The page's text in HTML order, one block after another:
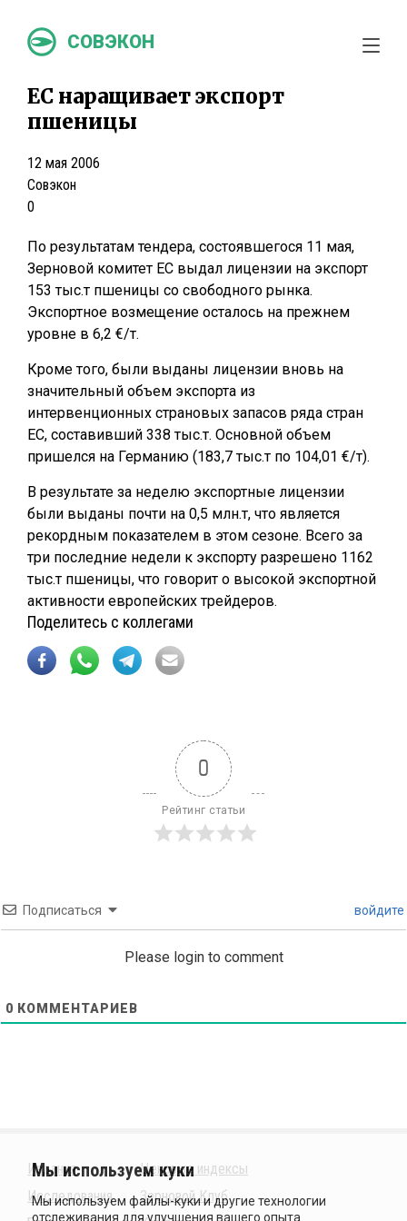
СОВЭКОН
ЕС наращивает экспорт
пшеницы
12 мая 2006
Совэкон
0
По результатам тендера, состоявшегося 11 мая,
Зерновой комитет ЕС выдал лицензии на экспорт
153 тыс.т пшеницы со свободного рынка.
Экспортное возмещение осталось на прежнем
уровне в 6,2 €/т.
Кроме того, были выданы лицензии вновь на
значительный объем экспорта из
интервенционных страновых запасов ряда стран
ЕС, составивший 338 тыс.т. Основной объем
пришелся на Германию (183,7 тыс.т по 104,01 €/т).
В результате за неделю экспортные лицензии
были выданы почти на 0,5 млн.т, что является
рекордным показателем в этом сезоне. Всего за
три последние недели к экспорту разрешено 1162
тыс.т пшеницы, что говорит о высокой экспортной
активности европейских трейдеров.
Поделитесь с коллегами
0
Рейтинг статьи
Подписаться войдите
Please login to comment
0 КОММЕНТАРИЕВ
Издания
Исследования
Ценовые индексы
Зерновой Клуб